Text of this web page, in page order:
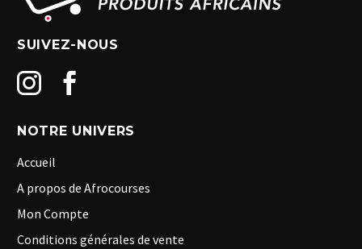
SUIVEZ-NOUS
NOTRE UNIVERS
Accueil
A propos de Afrocourses
Mon Compte
Conditions générales de vente